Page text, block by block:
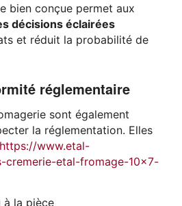
bien conçue permet aux
décisions éclairées
et réduit la probabilité de
réglementaire
sont également
la réglementation. Elles
https://www.etal-
cremerie-etal-fromage-10x7-
à la pièce